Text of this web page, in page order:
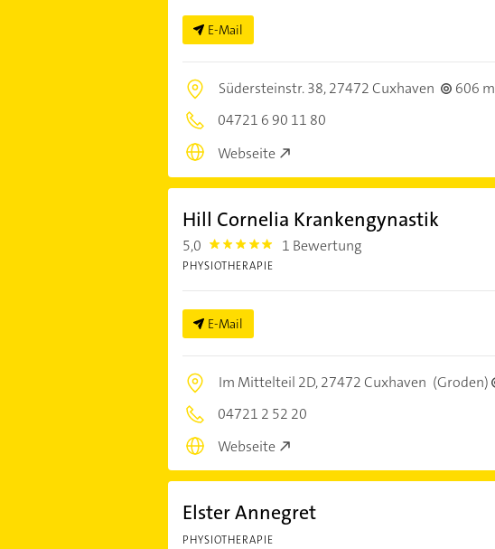
E-Mail
Südersteinstr. 38,27472 Cuxhaven
606 m
04721 6 90 11 80
Webseite
Hill Cornelia Krankengynastik
5,0 5.0 1 Bewertung
PHYSIOTHERAPIE
E-Mail
Im Mittelteil 2D,27472 Cuxhaven (Groden)
04721 2 52 20
Webseite
Elster Annegret
PHYSIOTHERAPIE